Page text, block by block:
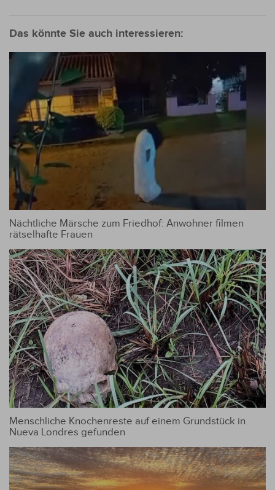
Das könnte Sie auch interessieren:
Nächtliche Märsche zum Friedhof: Anwohner filmen
rätselhafte Frauen
Menschliche Knochenreste auf einem Grundstück in
Nueva Londres gefunden